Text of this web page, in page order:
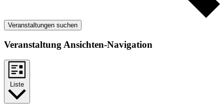
Veranstaltungen suchen
Veranstaltung Ansichten-Navigation
Liste